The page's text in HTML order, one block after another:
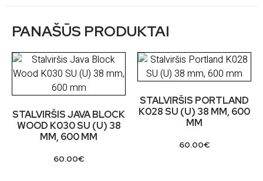
PANAŠŪS PRODUKTAI
STALVIRŠIS JAVA BLOCK
WOOD K030 SU (U) 38
MM, 600 MM
60.00€
STALVIRŠIS PORTLAND
K028 SU (U) 38 MM, 600
MM
60.00€